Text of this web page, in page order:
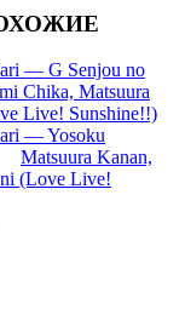
— G Senjou no
Chika, Matsuura
Live! Sunshine!!)
— Yosoku
Matsuura Kanan,
(Love Live!